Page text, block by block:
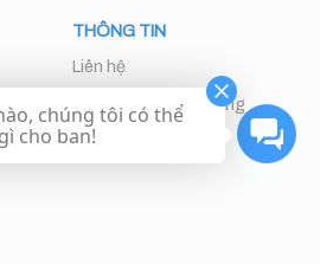
THÔNG TIN
Liên hệ
Chăm sóc khách hàng
chúng tôi có thể
cho ban!